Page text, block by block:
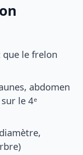
le frelon
abdomen
le 4ᵉ